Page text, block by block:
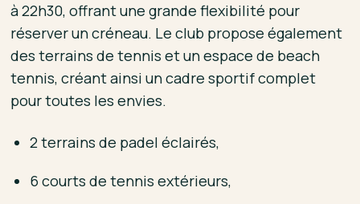
à 22h30, offrant une grande flexibilité pour
réserver un créneau. Le club propose également
des terrains de tennis et un espace de beach
tennis, créant ainsi un cadre sportif complet
pour toutes les envies.
2 terrains de padel éclairés,
6 courts de tennis extérieurs,